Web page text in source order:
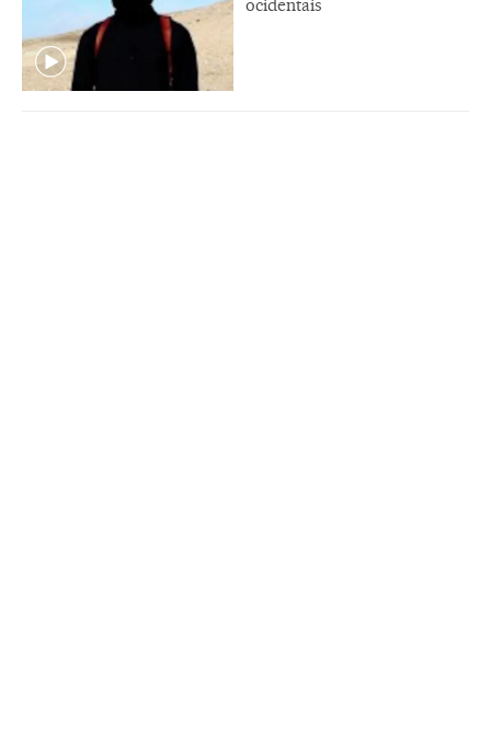
ocidentais